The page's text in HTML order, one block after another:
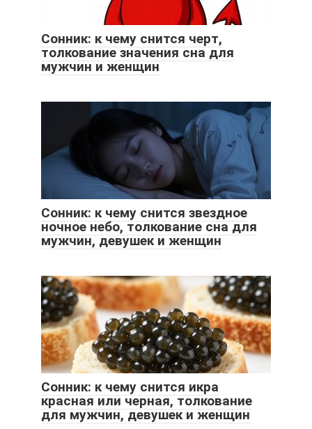
Сонник: к чему снится черт,
толкование значения сна для
мужчин и женщин
Сонник: к чему снится звездное
ночное небо, толкование сна для
мужчин, девушек и женщин
Сонник: к чему снится икра
красная или черная, толкование
для мужчин, девушек и женщин